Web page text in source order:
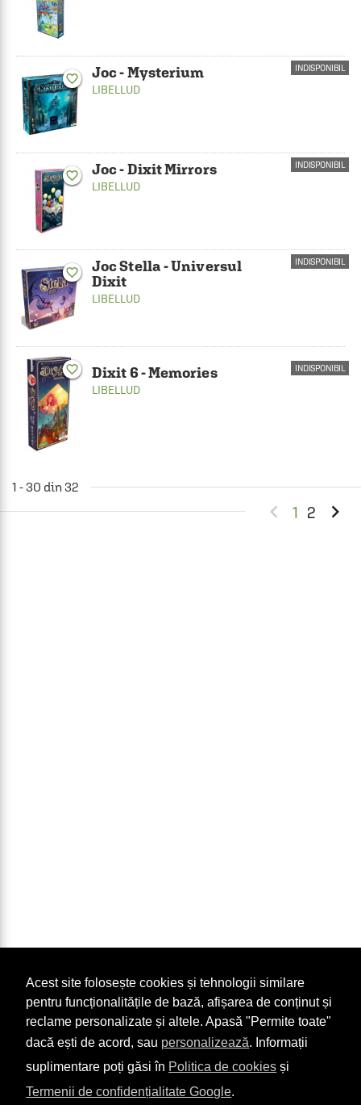
Acest site folosește cookies și tehnologii similare
pentru funcționalitățile de bază, afișarea de conținut și
reclame personalizate și altele. Apasă "Permite toate"
dacă ești de acord, sau personalizează. Informații
suplimentare poți găsi în Politica de cookies și
Termenii de confidențialitate Google.
favorite_border Joc - Mysterium
LIBELLUD
INDISPONIBIL
favorite_border Joc - Dixit Mirrors
LIBELLUD
INDISPONIBIL
favorite_border
Joc Stella - Universul
Dixit
LIBELLUD
INDISPONIBIL
favorite_border Dixit 6 - Memories
LIBELLUD
INDISPONIBIL
1 - 30 din 32
 1 2 